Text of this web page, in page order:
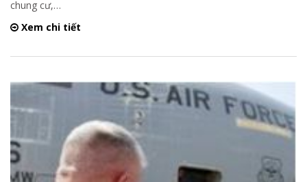
chung cư,…
Xem chi tiết